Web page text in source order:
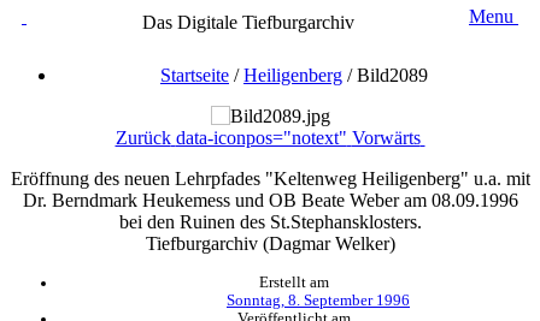
Das Digitale Tiefburgarchiv Menu
Startseite /Heiligenberg /Bild2089
Zurück data-iconpos="notext" Vorwärts
Eröffnung des neuen Lehrpfades "Keltenweg Heiligenberg" u.a. mit
Dr. Berndmark Heukemess und OB Beate Weber am 08.09.1996
bei den Ruinen des St.Stephansklosters.
Tiefburgarchiv (Dagmar Welker)
Erstellt am
Sonntag, 8. September 1996